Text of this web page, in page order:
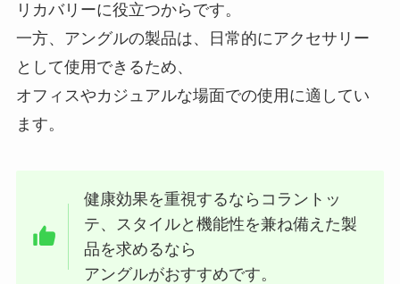
リカバリーに役立つからです。
一方、アングルの製品は、日常的にアクセサリー
として使用できるため、
オフィスやカジュアルな場面での使用に適してい
ます。
健康効果を重視するならコラントッ
テ、スタイルと機能性を兼ね備えた製
品を求めるなら
アングルがおすすめです。